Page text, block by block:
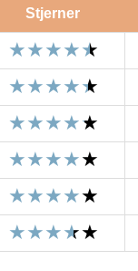
Stjerner